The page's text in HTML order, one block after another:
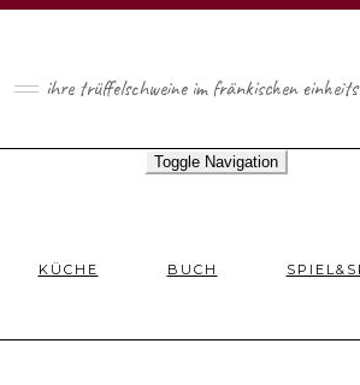
ihre trüffelschweine im fränkischen
Toggle Navigation
KÜCHE BUCH